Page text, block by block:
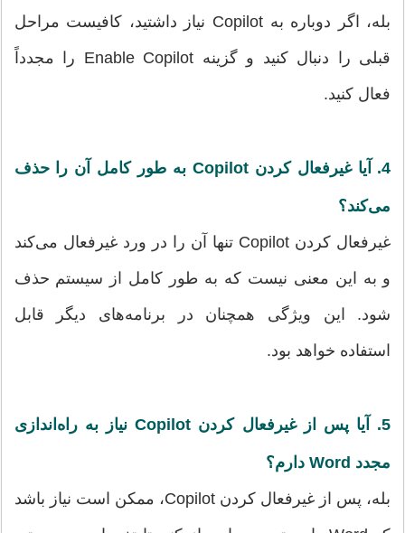
بله، اگر دوباره به Copilot نیاز داشتید، کافیست مراحل
قبلی را دنبال کنید و گزینه Enable Copilot را مجدداً
فعال کنید.
4. آیا غیرفعال کردن Copilot به طور کامل آن را حذف
می‌کند؟
غیرفعال کردن Copilot تنها آن را در ورد غیرفعال می‌کند
و به این معنی نیست که به طور کامل از سیستم حذف
شود. این ویژگی همچنان در برنامه‌های دیگر قابل
استفاده خواهد بود.
5. آیا پس از غیرفعال کردن Copilot نیاز به راه‌اندازی
مجدد Word دارم؟
بله، پس از غیرفعال کردن Copilot، ممکن است نیاز باشد